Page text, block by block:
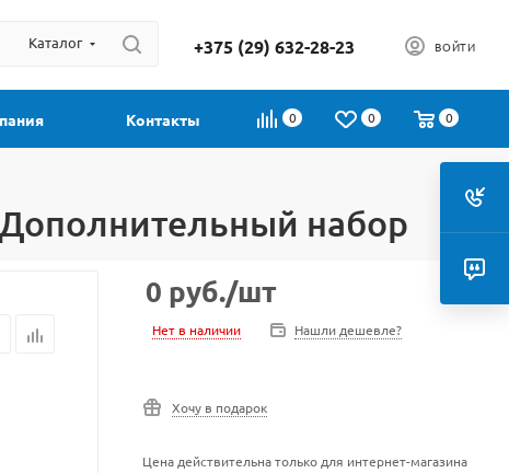
Каталог +375 (29) 632-28-23 ВОЙТИ
0 0 0
Контакты
Дополнительный набор
0 руб./шт
Нет в наличии Нашли дешевле?
Хочу в подарок
Цена действительна только для интернет-магазина